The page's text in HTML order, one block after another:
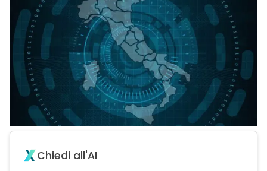
Chiedi all'AI